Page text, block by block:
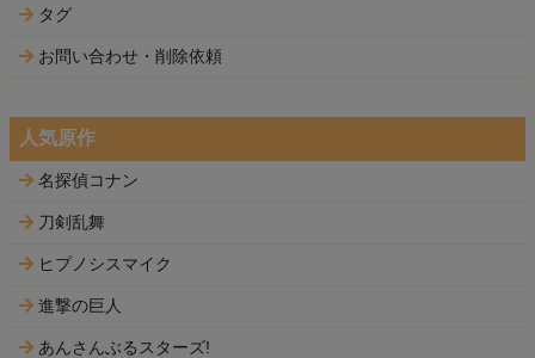
タグ
お問い合わせ・削除依頼
人気原作
名探偵コナン
刀剣乱舞
ヒプノシスマイク
進撃の巨人
あんさんぶるスターズ!